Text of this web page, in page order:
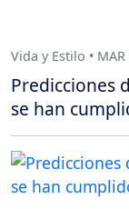
Vida y Estilo •
Predicciones
se han